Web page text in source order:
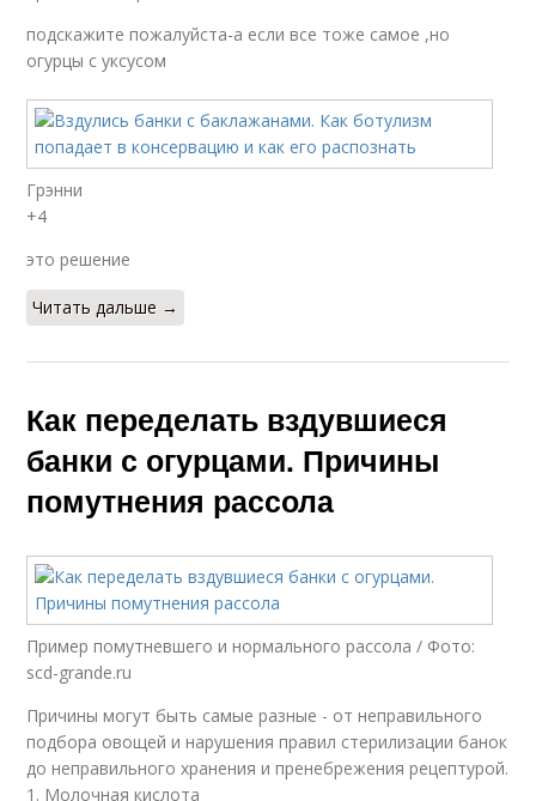
подскажите пожалуйста-а если все тоже самое ,но
огурцы с уксусом
Грэнни
+4
это решение
Читать дальше →
Как переделать вздувшиеся
банки с огурцами. Причины
помутнения рассола
Пример помутневшего и нормального рассола / Фото:
scd-grande.ru
Причины могут быть самые разные - от неправильного
подбора овощей и нарушения правил стерилизации банок
до неправильного хранения и пренебрежения рецептурой.
1. Молочная кислота